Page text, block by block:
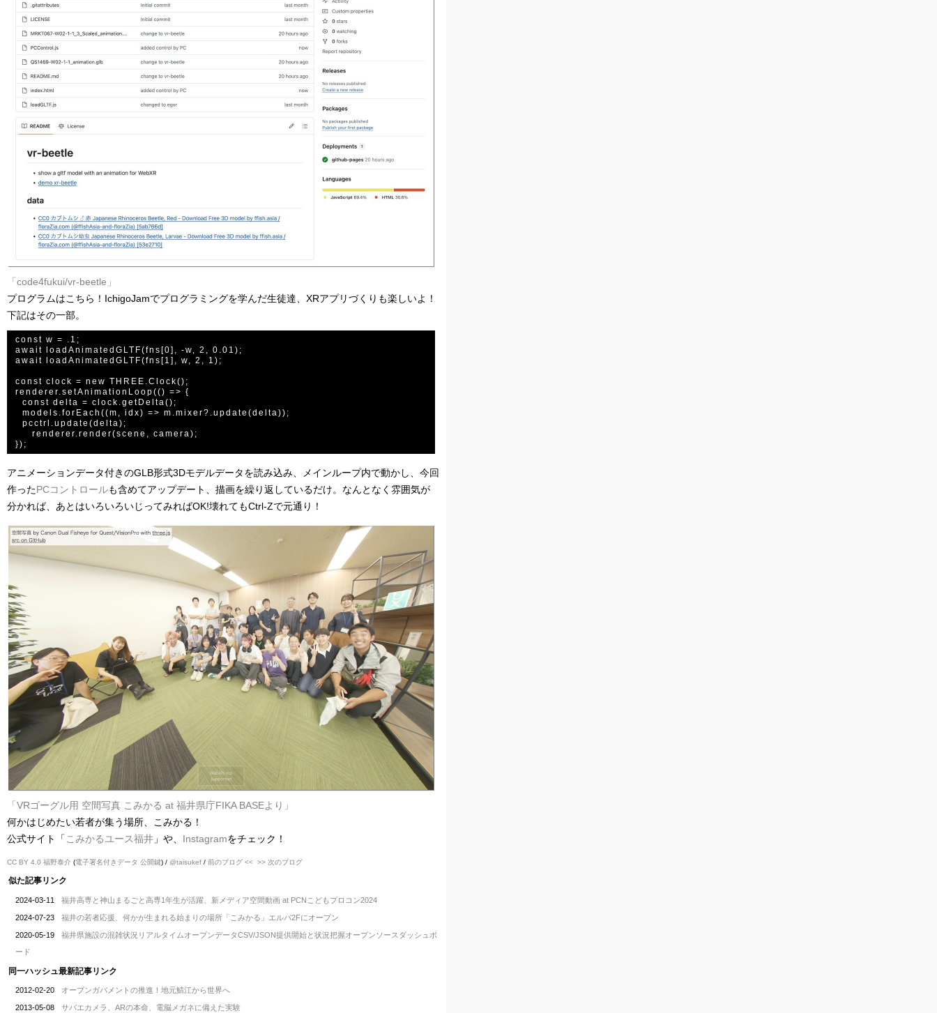
「code4fukui/vr-beetle」
プログラムはこちら！IchigoJamでプログラミングを学んだ生徒達、XRアプリづくりも楽しいよ！
下記はその一部。
const w = .1;
await loadAnimatedGLTF(fns[0], -w, 2, 0.01);
await loadAnimatedGLTF(fns[1], w, 2, 1);
const clock = new THREE.Clock();
renderer.setAnimationLoop(() => {
  const delta = clock.getDelta();
  models.forEach((m, idx) => m.mixer?.update(delta));
  pcctrl.update(delta);
	renderer.render(scene, camera);
アニメーションデータ付きのGLB形式3Dモデルデータを読み込み、メインループ内で動かし、今回
作ったPCコントロールも含めてアップデート、描画を繰り返しているだけ。なんとなく雰囲気が
分かれば、あとはいろいろいじってみればOK!壊れてもCtrl-Zで元通り！
「VRゴーグル用 空間写真 こみかる at 福井県庁FIKA BASEより」
何かはじめたい若者が集う場所、こみかる！
公式サイト「 こみかるユース福井 」や、 Instagramをチェック！
CC BY 4.0 福野泰介 (電子署名付きデータ 公開鍵) / @taisukef / 前のブログ << >> 次のブログ
似た記事リンク
2024-03-11 福井高専と神山まるごと高専1年生が活躍、新メディア空間動画 at PCNこどもプロコン2024
2024-07-23 福井の若者応援、何かが生まれる始まりの場所「こみかる」エルパ2Fにオープン
2020-05-19
福井県施設の混雑状況リアルタイムオープンデータCSV/JSON提供開始と状況把握オープンソースダッシュボ
ード
同一ハッシュ最新記事リンク
2012-02-20 オープンガバメントの推進！地元鯖江から世界へ
2013-05-08 サバエカメラ、ARの本命、電脳メガネに備えた実験